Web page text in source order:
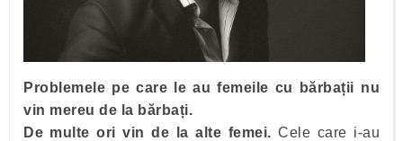
Problemele pe care le au femeile cu bărbații nu
vin mereu de la bărbați.
De multe ori vin de la alte femei. Cele care i-au